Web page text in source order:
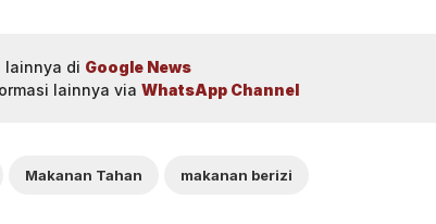
lainnya di Google News
lainnya via WhatsApp Channel
Makanan Tahan makanan berizi